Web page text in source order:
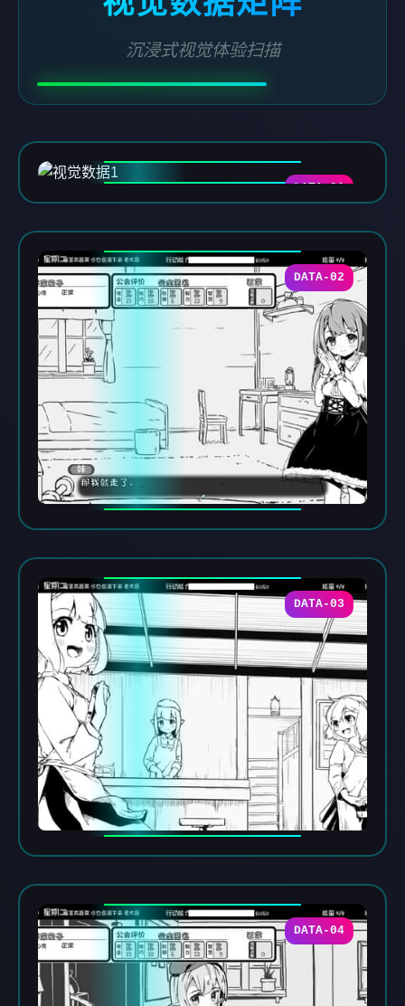
沉浸式视觉体验扫描
DATA-01
DATA-02
DATA-03
DATA-04